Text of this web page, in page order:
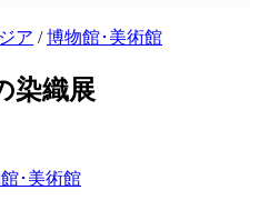
ア /博物館･美術館
染織展
･美術館